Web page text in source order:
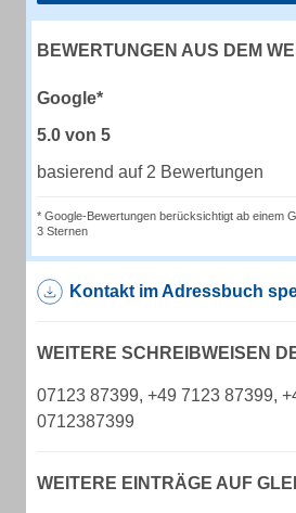
BEWERTUNGEN AUS DEM
Google*
5.0 von 5
basierend auf 2 Bewertungen
* Google-Bewertungen berücksichtigt ab einem
3 Sternen
Kontakt im Adressbuch
WEITERE SCHREIBWEISEN
07123 87399, +49 7123 87399,
0712387399
WEITERE EINTRÄGE AUF